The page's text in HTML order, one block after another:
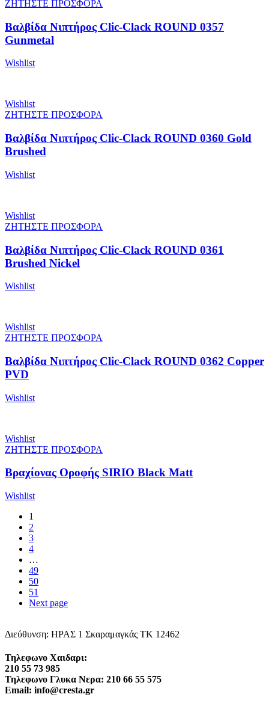
ΖΗΤΗΣΤΕ ΠΡΟΣΦΟΡΑ
Βαλβίδα Νιπτήρος Clic-Clack ROUND 0357
Gunmetal
Wishlist
Wishlist
ΖΗΤΗΣΤΕ ΠΡΟΣΦΟΡΑ
Βαλβίδα Νιπτήρος Clic-Clack ROUND 0360 Gold
Brushed
Wishlist
Wishlist
ΖΗΤΗΣΤΕ ΠΡΟΣΦΟΡΑ
Βαλβίδα Νιπτήρος Clic-Clack ROUND 0361
Brushed Nickel
Wishlist
Wishlist
ΖΗΤΗΣΤΕ ΠΡΟΣΦΟΡΑ
Βαλβίδα Νιπτήρος Clic-Clack ROUND 0362 Copper
PVD
Wishlist
Wishlist
ΖΗΤΗΣΤΕ ΠΡΟΣΦΟΡΑ
Βραχίονας Οροφής SIRIO Black Matt
Wishlist
1
2
3
4
…
49
50
51
Next page
Διεύθυνση: ΗΡΑΣ 1 Σκαραμαγκάς ΤΚ 12462
Τηλεφωνο Χαιδαρι:
210 55 73 985
Τηλεφωνο Γλυκα Νερα: 210 66 55 575
Email: info@cresta.gr